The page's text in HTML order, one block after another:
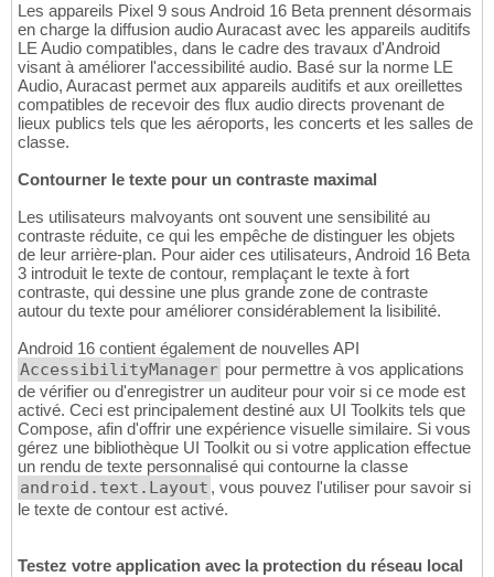
Les appareils Pixel 9 sous Android 16 Beta prennent désormais
en charge la diffusion audio Auracast avec les appareils auditifs
LE Audio compatibles, dans le cadre des travaux d'Android
visant à améliorer l'accessibilité audio. Basé sur la norme LE
Audio, Auracast permet aux appareils auditifs et aux oreillettes
compatibles de recevoir des flux audio directs provenant de
lieux publics tels que les aéroports, les concerts et les salles de
classe.
Contourner le texte pour un contraste maximal
Les utilisateurs malvoyants ont souvent une sensibilité au
contraste réduite, ce qui les empêche de distinguer les objets
de leur arrière-plan. Pour aider ces utilisateurs, Android 16 Beta
3 introduit le texte de contour, remplaçant le texte à fort
contraste, qui dessine une plus grande zone de contraste
autour du texte pour améliorer considérablement la lisibilité.
Android 16 contient également de nouvelles API
AccessibilityManager pour permettre à vos applications
de vérifier ou d'enregistrer un auditeur pour voir si ce mode est
activé. Ceci est principalement destiné aux UI Toolkits tels que
Compose, afin d'offrir une expérience visuelle similaire. Si vous
gérez une bibliothèque UI Toolkit ou si votre application effectue
un rendu de texte personnalisé qui contourne la classe
android.text.Layout , vous pouvez l'utiliser pour savoir si
le texte de contour est activé.
Testez votre application avec la protection du réseau local